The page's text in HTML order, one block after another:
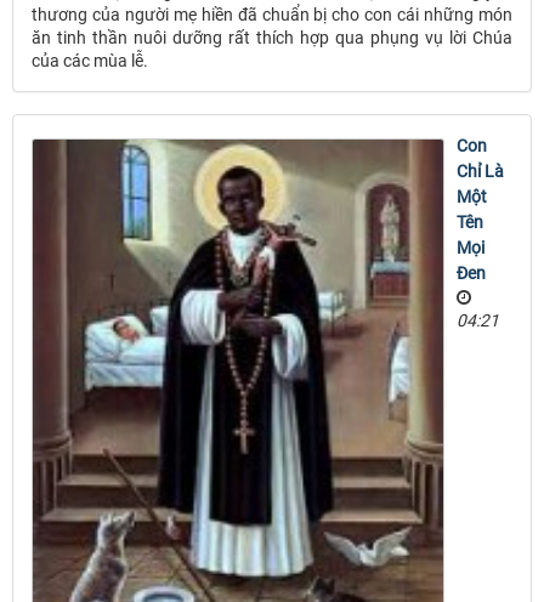
thương của người mẹ hiền đã chuẩn bị cho con cái những món
ăn tinh thần nuôi dưỡng rất thích hợp qua phụng vụ lời Chúa
của các mùa lễ.
Con
Chỉ Là
Một
Tên
Mọi
Ðen
04:21